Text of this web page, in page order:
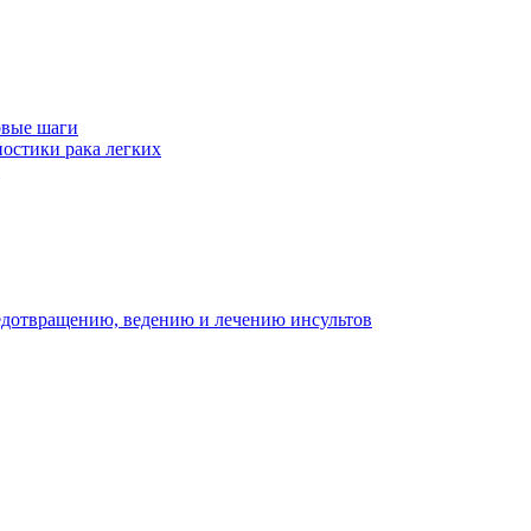
шаги
рака легких
ведению и лечению инсультов